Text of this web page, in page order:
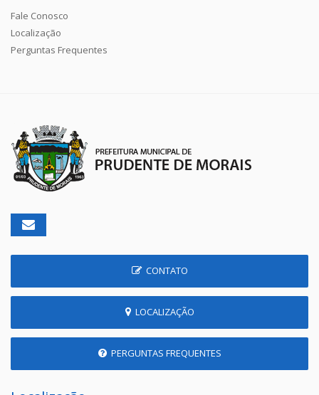
Fale Conosco
Localização
Perguntas Frequentes
CONTATO
LOCALIZAÇÃO
PERGUNTAS FREQUENTES